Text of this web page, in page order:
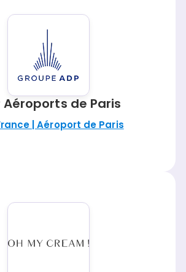
Aéroports de Paris
| Aéroport de Paris